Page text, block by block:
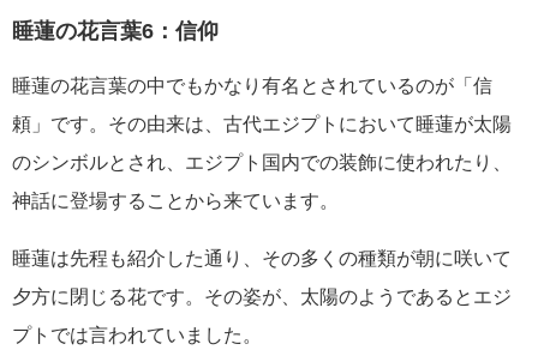
睡蓮の花言葉6：信仰
睡蓮の花言葉の中でもかなり有名とされているのが「信
頼」です。その由来は、古代エジプトにおいて睡蓮が太陽
のシンボルとされ、エジプト国内での装飾に使われたり、
神話に登場することから来ています。
睡蓮は先程も紹介した通り、その多くの種類が朝に咲いて
夕方に閉じる花です。その姿が、太陽のようであるとエジ
プトでは言われていました。